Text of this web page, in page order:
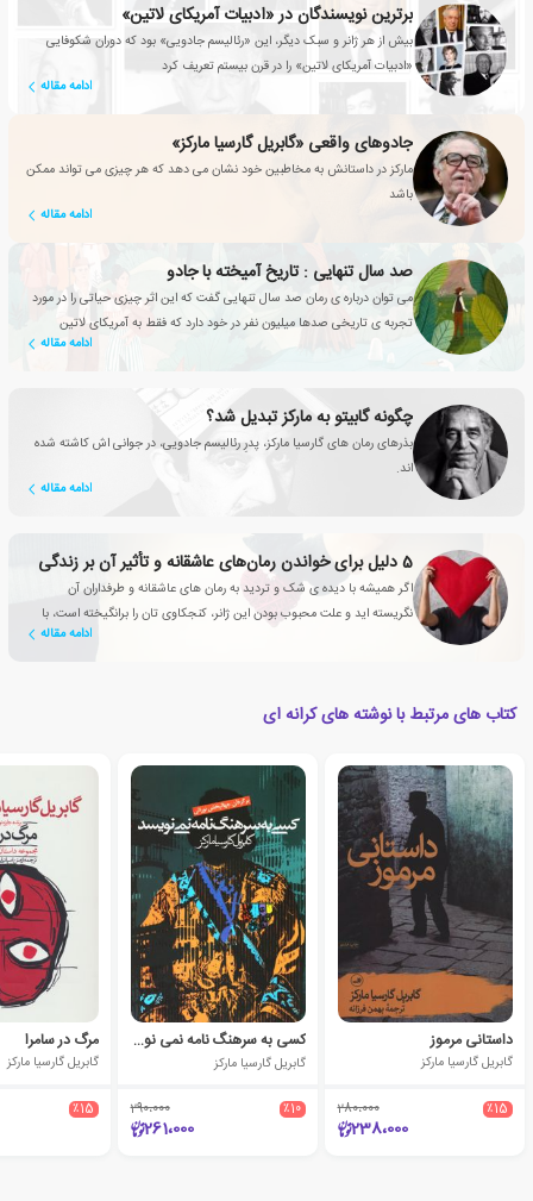
برترین نویسندگان در «ادبیات آمریکای لاتین»
بیش از هر ژانر و سبک دیگر، این «رئالیسم جادویی» بود که دوران شکوفایی
«ادبیات آمریکای لاتین» را در قرن بیستم تعریف کرد
ادامه مقاله
جادوهای واقعی «گابریل گارسیا مارکز»
مارکز در داستانش به مخاطبین خود نشان می دهد که هر چیزی می تواند ممکن
باشد
ادامه مقاله
صد سال تنهایی : تاریخ آمیخته با جادو
می توان درباره ی رمان صد سال تنهایی گفت که این اثر چیزی حیاتی را در مورد
تجربه ی تاریخی صدها میلیون نفر در خود دارد که فقط به آمریکای لاتین
ادامه مقاله
چگونه گابیتو به مارکز تبدیل شد؟
بذرهای رمان های گارسیا مارکز، پدرِ رئالیسم جادویی، در جوانی اش کاشته شده
اند.
ادامه مقاله
5 دلیل برای خواندن رمان‌های عاشقانه‌‌ و تأثیر آن بر زندگی
اگر همیشه با دیده ی شک و تردید به رمان های عاشقانه و طرفداران آن
نگریسته اید و علت محبوب بودن این ژانر، کنجکاوی تان را برانگیخته است، با
ادامه مقاله
کتاب های مرتبط با نوشته های کرانه ای
داستانی مرموز
گابریل گارسیا مارکز
٪15 280،000
238،000
کسی به سرهنگ نامه نمی نویسد
گابریل گارسیا مارکز
٪10 290،000
261،000
مرگ در سامرا
گابریل گارسیا مارکز
٪15